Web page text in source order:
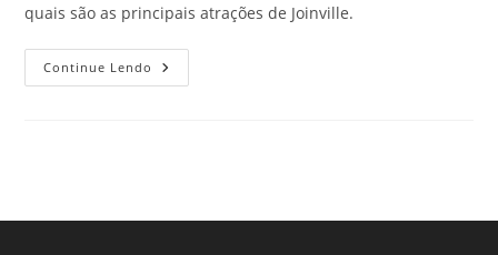
quais são as principais atrações de Joinville.
Continue Lendo Principais
Atrações